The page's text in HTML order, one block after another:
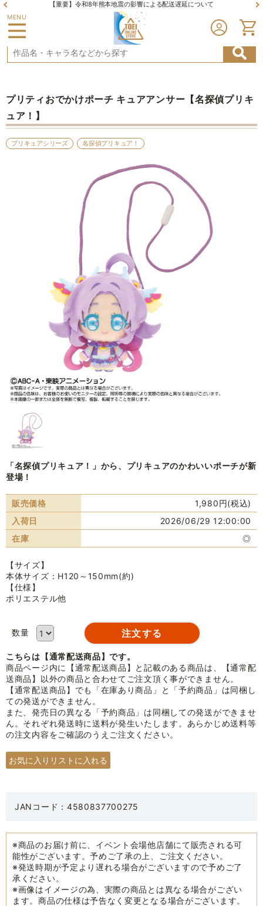
【重要】令和8年熊本地震の影響による配送遅延について
MENU
プリティおでかけポーチ キュアアンサー【名探偵プリキ
ュア！】
プリキュアシリーズ 名探偵プリキュア！
「名探偵プリキュア！」から、プリキュアのかわいいポーチが新
登場！
販売価格
1,980円(税込)
入荷日
2026/06/29 12:00:00
在庫
◎
【サイズ】
本体サイズ：H120～150mm(約)
【仕様】
ポリエステル他
数量
こちらは【通常配送商品】です。
商品ページ内に【通常配送商品】と記載のある商品は、【通常配
送商品】以外の商品と合わせてご注文頂く事ができません。
【通常配送商品】でも「在庫あり商品」と「予約商品」は同梱し
ての発送ができません。
また、発売日の異なる「予約商品」は同梱しての発送ができませ
ん。それぞれ発送時に送料が発生いたします。あらかじめ送料等
の注文内容をご確認のうえご注文ください。
JANコード：4580837700275
※商品のお届け前に、イベント会場他店舗にて販売される可
能性がございます。予めご了承の上、ご注文ください。
※発送時期が予定より遅れる場合がございますので予めご了
承ください。
※画像はイメージの為、実際の商品とは異なる場合がござい
ます。商品の仕様は予告なく変更となる場合がございます。